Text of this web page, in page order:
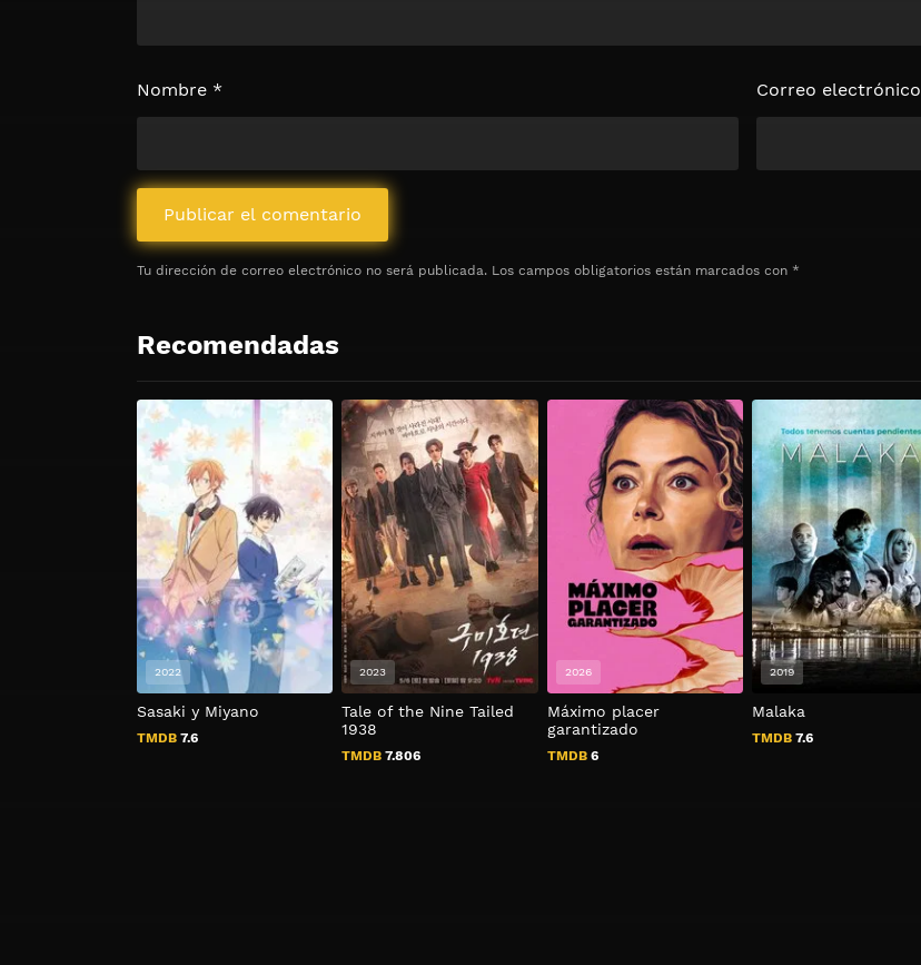
Tu dirección de correo electrónico no será publicada. Los campos obligatorios están marcados con *
Nombre * Correo electrónico
Recomendadas
Sasaki y Miyano
TMDB 7.6
2022
Tale of the Nine Tailed
1938
TMDB 7.806
2023
Máximo placer
garantizado
TMDB6
2026
Malaka
TMDB7.6
2019